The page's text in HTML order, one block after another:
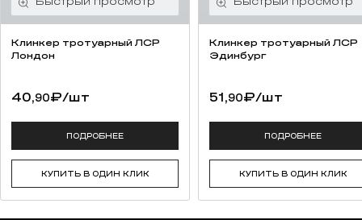
Клинкер тротуарный ЛСР
Лондон
40,90₽/шт
ПОДРОБНЕЕ
КУПИТЬ В ОДИН КЛИК
Клинкер тротуарный ЛСР
Эдинбург
51,90₽/шт
ПОДРОБНЕЕ
КУПИТЬ В ОДИН КЛИК